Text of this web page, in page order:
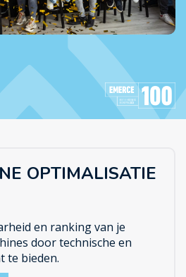
OPTIMALISATIE
en ranking van je
door technische en
te bieden.